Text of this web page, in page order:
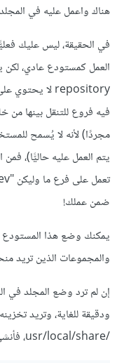
هناك واعمل عليه في
في الحقيقة، ليس عليك
فيه فروع للتنقل بينها من
مجردًا) لأنه لا يُسمح
يتم العمل عليه حاليًّا)،
ضمن عملك!
يمكنك وضع هذا المستودع
والمجموعات الذين تريد
إن لم ترد وضع المجلد في
/usr/local/share، فأنشئ مستودعًا مجردًا كمستخدم جذر: